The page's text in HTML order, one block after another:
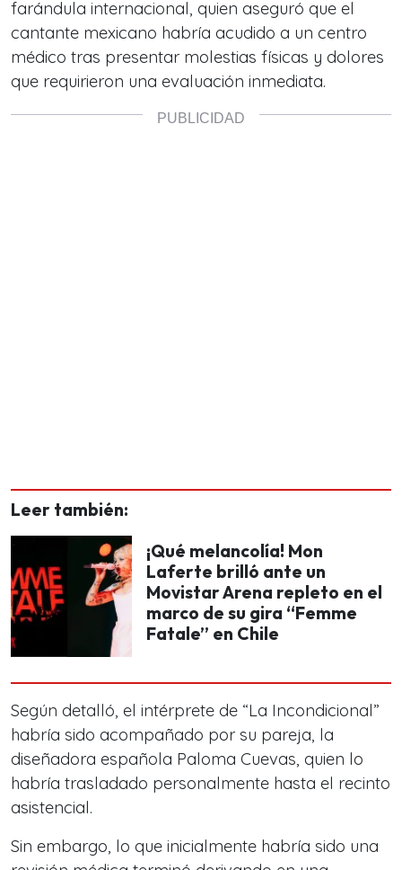
farándula internacional, quien aseguró que el
cantante mexicano habría acudido a un centro
médico tras presentar molestias físicas y dolores
que requirieron una evaluación inmediata.
Leer también:
¡Qué melancolía! Mon
Laferte brilló ante un
Movistar Arena repleto en el
marco de su gira “Femme
Fatale” en Chile
Según detalló, el intérprete de “La Incondicional”
habría sido acompañado por su pareja, la
diseñadora española Paloma Cuevas, quien lo
habría trasladado personalmente hasta el recinto
asistencial.
Sin embargo, lo que inicialmente habría sido una